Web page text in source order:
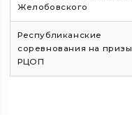
Желобовского
Республиканские
соревнования на призы
РЦОП